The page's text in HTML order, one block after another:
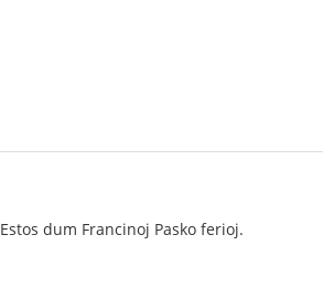
dum Francinoj Pasko ferioj.